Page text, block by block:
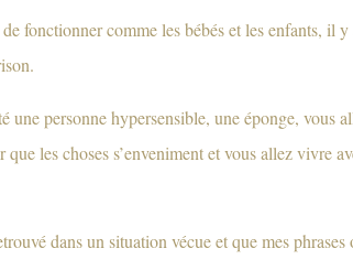
fonctionner comme les bébés et les enfants, il
une personne hypersensible, une éponge, vous
les choses s’enveniment et vous allez vivre
dans un situation vécue et que mes